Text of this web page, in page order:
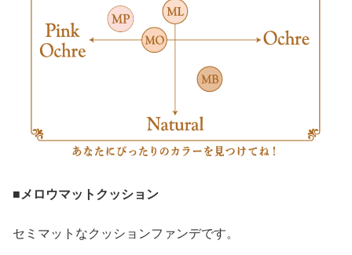
■メロウマットクッション
セミマットなクッションファンデです。